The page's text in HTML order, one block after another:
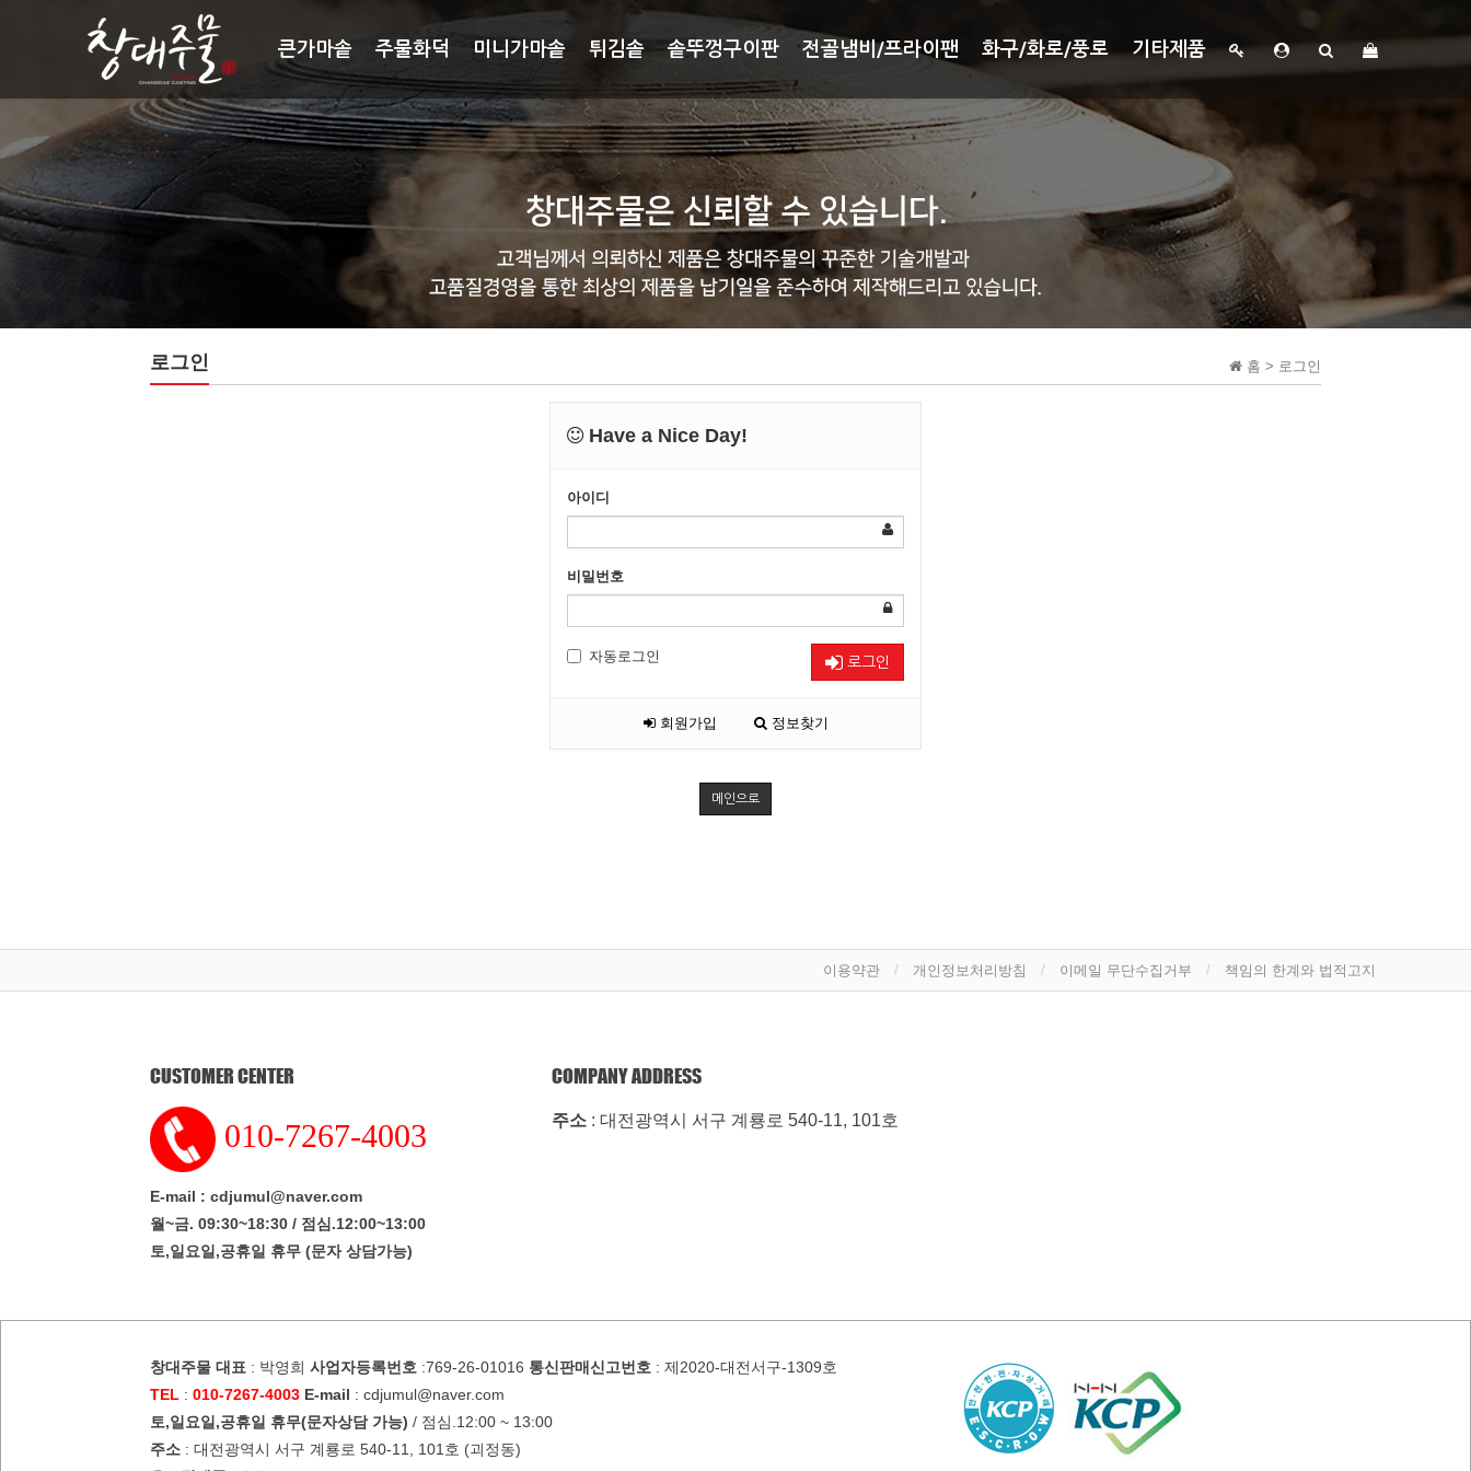
큰가마솥 주물화덕 미니가마솥 튀김솥 솥뚜껑구이판 전골냄비/프라이팬 화구/화로/풍로 기타제품
홈 > 로그인
로그인
Have a Nice Day!
아이디
비밀번호
자동로그인 로그인
회원가입 정보찾기
메인으로
이용약관 개인정보처리방침 이메일 무단수집거부 책임의 한계와 법적고지
CUSTOMER CENTER
010-7267-4003
E-mail : cdjumul@naver.com
월~금. 09:30~18:30 / 점심.12:00~13:00
토,일요일,공휴일 휴무 (문자 상담가능)
COMPANY ADDRESS
주소: 대전광역시 서구 계룡로 540-11, 101호
창대주물 대표 : 박영희 사업자등록번호 :769-26-01016 통신판매신고번호 : 제2020-대전서구-1309호
TEL : 010-7267-4003 E-mail : cdjumul@naver.com
토,일요일,공휴일 휴무(문자상담 가능) / 점심.12:00 ~ 13:00
주소 : 대전광역시 서구 계룡로 540-11, 101호 (괴정동)